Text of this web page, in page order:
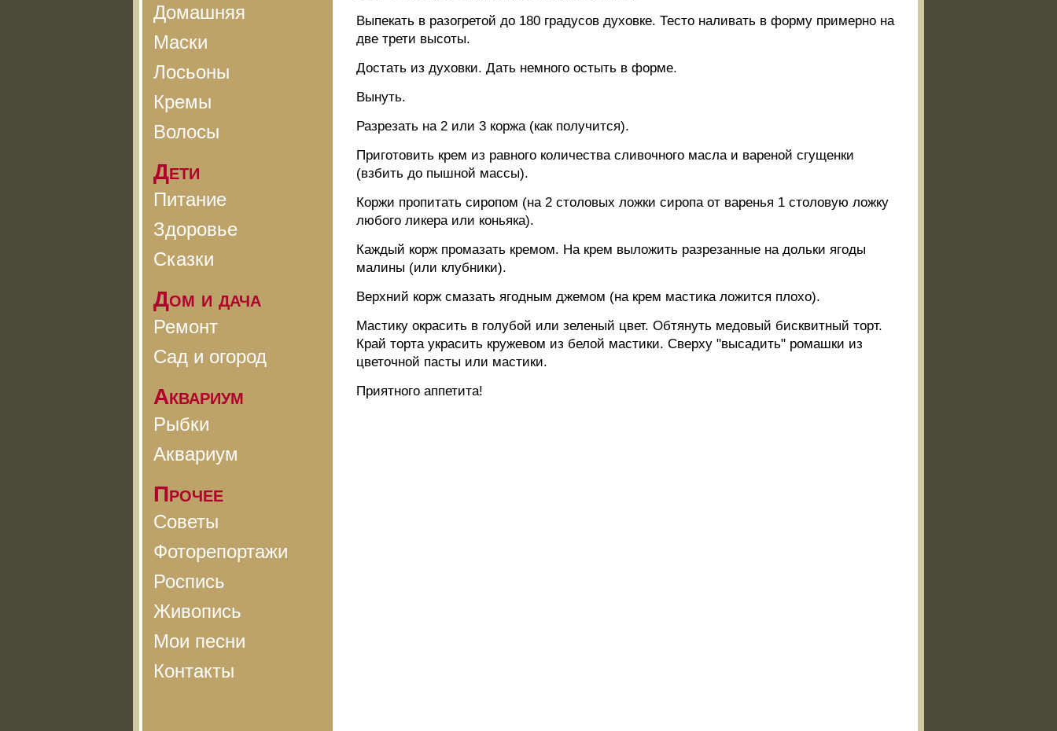
Домашняя
Маски
Лосьоны
Кремы
Волосы
Дети
Питание
Здоровье
Сказки
Дом и дача
Ремонт
Сад и огород
Аквариум
Рыбки
Аквариум
Прочее
Советы
Фоторепортажи
Роспись
Живопись
Мои песни
Контакты
Выпекать в разогретой до 180 градусов духовке. Тесто наливать в форму примерно на
две трети высоты.
Достать из духовки. Дать немного остыть в форме.
Вынуть.
Разрезать на 2 или 3 коржа (как получится).
Приготовить крем из равного количества сливочного масла и вареной сгущенки
(взбить до пышной массы).
Коржи пропитать сиропом (на 2 столовых ложки сиропа от варенья 1 столовую ложку
любого ликера или коньяка).
Каждый корж промазать кремом. На крем выложить разрезанные на дольки ягоды
малины (или клубники).
Верхний корж смазать ягодным джемом (на крем мастика ложится плохо).
Мастику окрасить в голубой или зеленый цвет. Обтянуть медовый бисквитный торт.
Край торта украсить кружевом из белой мастики. Сверху "высадить" ромашки из
цветочной пасты или мастики.
Приятного аппетита!